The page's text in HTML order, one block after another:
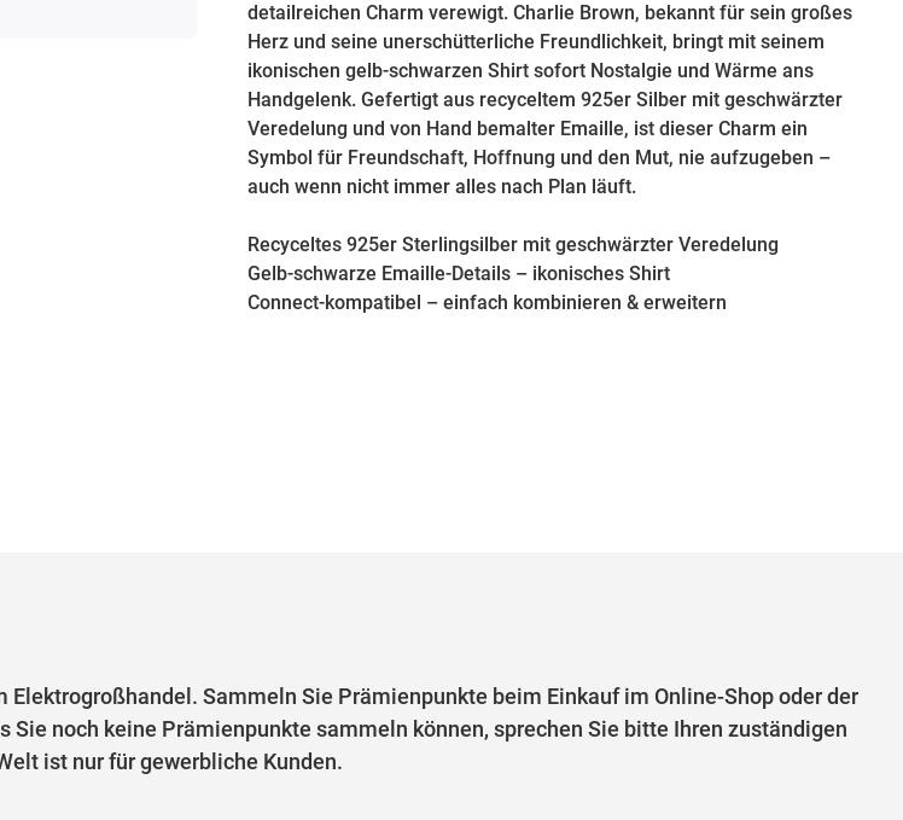
detailreichen Charm verewigt. Charlie Brown, bekannt für sein großes
Herz und seine unerschütterliche Freundlichkeit, bringt mit seinem
ikonischen gelb-schwarzen Shirt sofort Nostalgie und Wärme ans
Handgelenk. Gefertigt aus recyceltem 925er Silber mit geschwärzter
Veredelung und von Hand bemalter Emaille, ist dieser Charm ein
Symbol für Freundschaft, Hoffnung und den Mut, nie aufzugeben –
auch wenn nicht immer alles nach Plan läuft.
Recyceltes 925er Sterlingsilber mit geschwärzter Veredelung
Gelb-schwarze Emaille-Details – ikonisches Shirt
Connect-kompatibel – einfach kombinieren & erweitern
Sammeln Sie Prämienpunkte beim Einkauf im Online-Shop oder der
noch keine Prämienpunkte sammeln können, sprechen Sie bitte Ihren zuständigen
ist nur für gewerbliche Kunden.